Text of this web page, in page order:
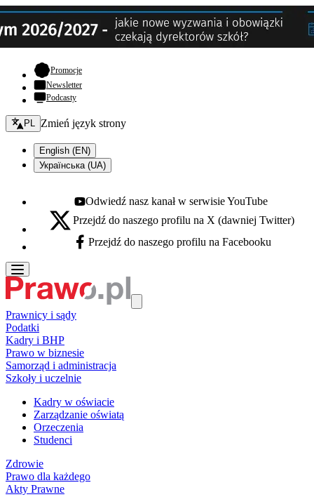
Promocje- otwiera się w nowej karcie
Newsletter
Podcasty
Zmień język - bieżący:
PL Zmień język strony
English (EN)
Українська (UA)
Youtube - otwiera się w nowej karcie
Odwiedź nasz kanał w serwisie YouTube
X - otwiera się w nowej karcie
Przejdź do naszego profilu na X (dawniej Twitter)
Facebook - otwiera się w nowej karcie
Przejdź do naszego profilu na Facebooku
Prawnicy i sądy
Podatki
Kadry i BHP
Prawo w biznesie
Samorząd i administracja
Szkoły i uczelnie
Kadry w oświacie
Zarządzanie oświatą
Orzeczenia
Studenci
Zdrowie
Prawo dla każdego
Akty Prawne